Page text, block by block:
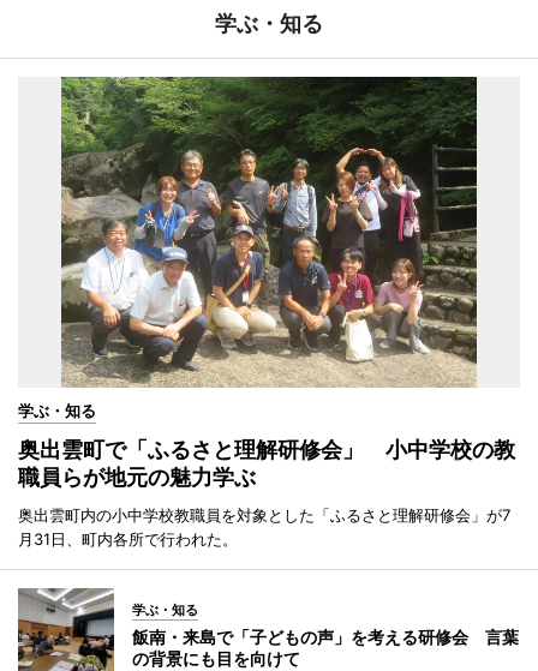
学ぶ・知る
学ぶ・知る
奥出雲町で「ふるさと理解研修会」 小中学校の教
職員らが地元の魅力学ぶ
奥出雲町内の小中学校教職員を対象とした「ふるさと理解研修会」が7
月31日、町内各所で行われた。
学ぶ・知る
飯南・来島で「子どもの声」を考える研修会 言葉
の背景にも目を向けて